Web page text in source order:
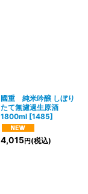
國重 純米吟醸 しぼり
たて無濾過生原酒
1800ml [1485]
4,015円(税込)